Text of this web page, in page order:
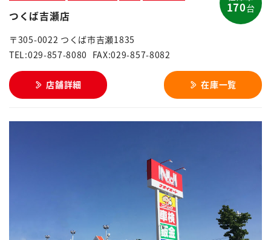
つくば吉瀬店
〒305-0022 つくば市吉瀬1835
TEL:029-857-8080 FAX:029-857-8082
店舗詳細 在庫一覧
170台